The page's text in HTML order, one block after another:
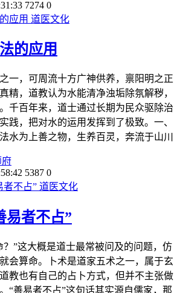
7274 0
道医文化
的应用
一，可周流十方广神供养，禀阳明之正
精，道教认为水能清净浊垢除氛解秽，
千百年来，道士通过长期为民众驱除治
践，把对水的运用发挥到了极致。一、
水为上善之物，生养百灵，奔流于山川
府
5387 0
道医文化
易者不占”
？”这大概是道士最常被问及的问题，仿
会算命。卜术是道家五术之一，属于玄
教也有自己的占卜方式，但并不主张做
“善易者不占”这句话其实源自儒家，那